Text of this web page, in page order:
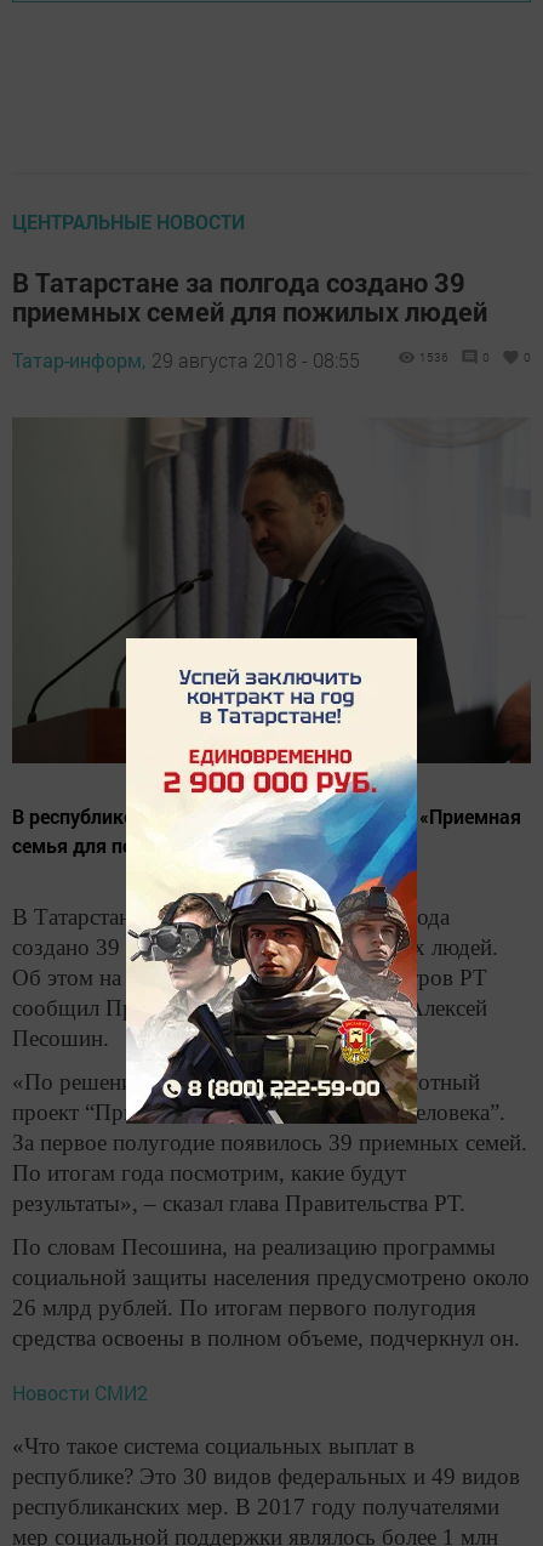
ЦЕНТРАЛЬНЫЕ НОВОСТИ
В Татарстане за полгода создано 39
приемных семей для пожилых людей
Татар-информ, 29 августа 2018 - 08:55 1536 0 0
В республике реализуется пилотный проект «Приемная
семья для пожилого человека».
В Татарстане за первое полугодие 2018 года
создано 39 приемных семей для пожилых людей.
Об этом на брифинге в Кабинете Министров РТ
сообщил Премьер-министр республики Алексей
Песошин.
«По решению Президента реализуем пилотный
проект “Приемная семья для пожилого человека”.
За первое полугодие появилось 39 приемных семей.
По итогам года посмотрим, какие будут
результаты», – сказал глава Правительства РТ.
По словам Песошина, на реализацию программы
социальной защиты населения предусмотрено около
26 млрд рублей. По итогам первого полугодия
средства освоены в полном объеме, подчеркнул он.
Новости СМИ2
«Что такое система социальных выплат в
республике? Это 30 видов федеральных и 49 видов
республиканских мер. В 2017 году получателями
мер социальной поддержки являлось более 1 млн